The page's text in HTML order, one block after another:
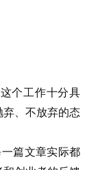
个工作十分具
、不放弃的态
篇文章实际都